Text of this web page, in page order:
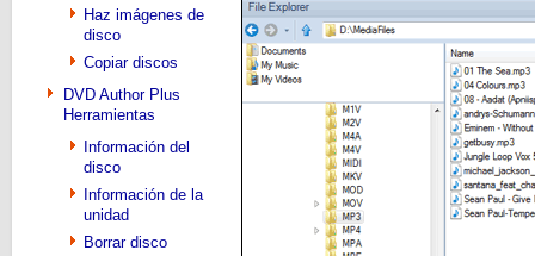
Haz imágenes de
disco
Copiar discos
DVD Author Plus
Herramientas
Información del
disco
Información de la
unidad
Borrar disco